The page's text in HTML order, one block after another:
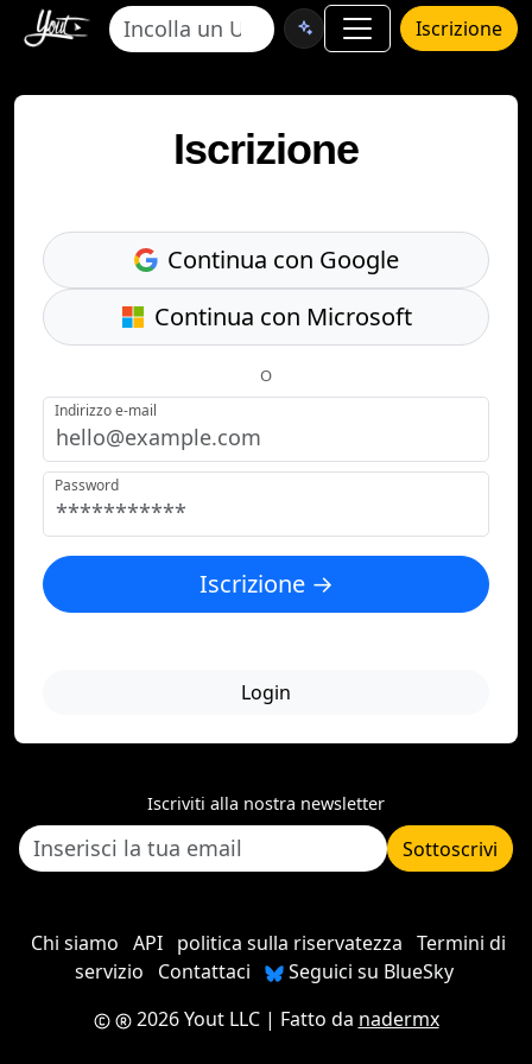
Iscrizione
Iscrizione
Continua con Google
Continua con Microsoft
O
Indirizzo e-mail
Password
Iscrizione →
Login
Iscriviti alla nostra newsletter
Sottoscrivi
Chi siamo API politica sulla riservatezza Termini di
servizio
Contattaci
Seguici su BlueSky
2026 Yout LLC| Fatto da nadermx